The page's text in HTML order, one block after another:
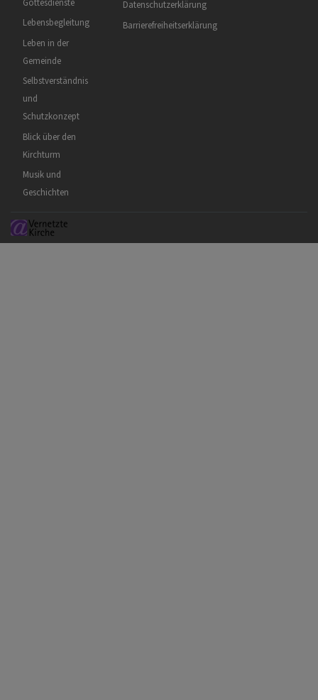
Gottesdienste
Lebensbegleitung
Leben in der
Gemeinde
Selbstverständnis
und
Schutzkonzept
Blick über den
Kirchturm
Musik und
Geschichten
Datenschutzerklärung
Barrierefreiheitserklärung